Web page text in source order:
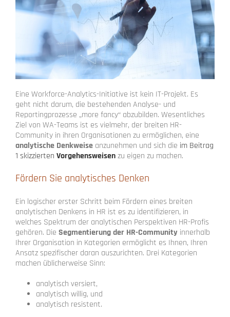
Eine Workforce-Analytics-Initiative ist kein IT-Projekt. Es
geht nicht darum, die bestehenden Analyse- und
Reportingprozesse „more fancy“ abzubilden. Wesentliches
Ziel von WA-Teams ist es vielmehr, der breiten HR-
Community in ihren Organisationen zu ermöglichen, eine
analytische Denkweise anzunehmen und sich die im Beitrag
1 skizzierten Vorgehensweisenzu eigen zu machen.
Fördern Sie analytisches Denken
Ein logischer erster Schritt beim Fördern eines breiten
analytischen Denkens in HR ist es zu identifizieren, in
welches Spektrum der analytischen Perspektiven HR-Profis
gehören. Die Segmentierung der HR-Community innerhalb
Ihrer Organisation in Kategorien ermöglicht es Ihnen, Ihren
Ansatz spezifischer daran auszurichten. Drei Kategorien
machen üblicherweise Sinn:
analytisch versiert,
analytisch willig, und
analytisch resistent.